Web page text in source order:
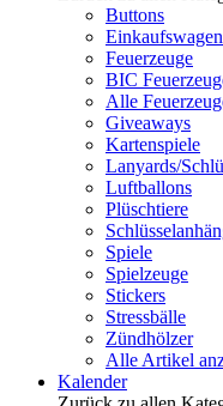
Buttons
Feuerzeuge
BIC
Alle
Giveaways
Kartenspiele
Lanyards/
Luftballons
Plüschtiere
Spiele
Spielzeuge
Stickers
Stressbälle
Zündhölzer
Alle Artikel
Kalender